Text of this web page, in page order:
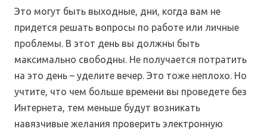
Это могут быть выходные, дни, когда вам не
придется решать вопросы по работе или личные
проблемы. В этот день вы должны быть
максимально свободны. Не получается потратить
на это день – уделите вечер. Это тоже неплохо. Но
учтите, что чем больше времени вы проведете без
Интернета, тем меньше будут возникать
навязчивые желания проверить электронную